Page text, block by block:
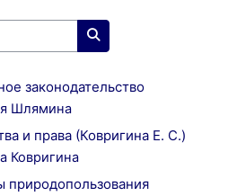
Поиск курса
законодательство
Шлямина
и права (Ковригина Е. С.)
Ковригина
природопользования